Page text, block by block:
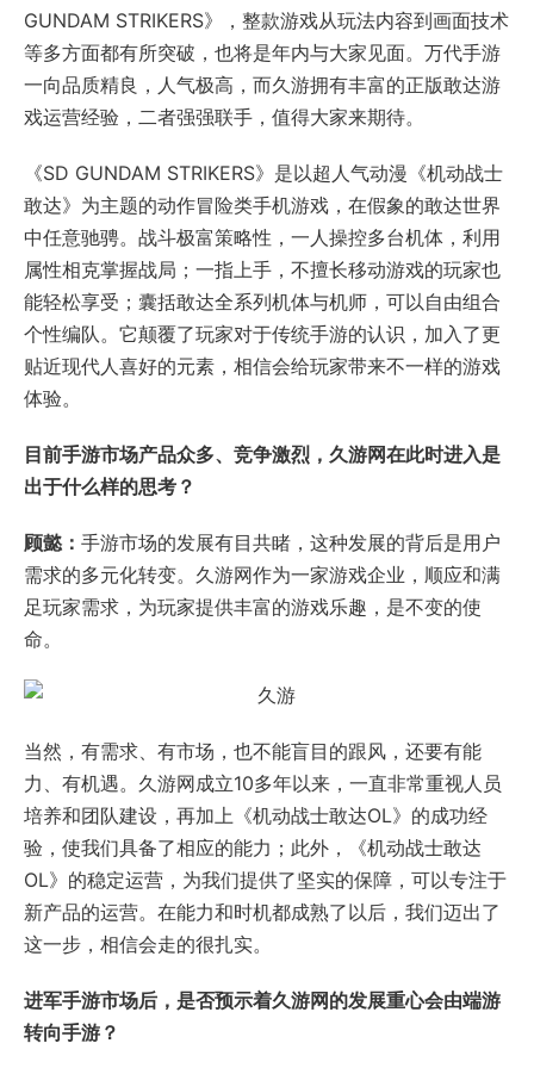
GUNDAM STRIKERS》，整款游戏从玩法内容到画面技术
等多方面都有所突破，也将是年内与大家见面。万代手游
一向品质精良，人气极高，而久游拥有丰富的正版敢达游
戏运营经验，二者强强联手，值得大家来期待。
《SD GUNDAM STRIKERS》是以超人气动漫《机动战士
敢达》为主题的动作冒险类手机游戏，在假象的敢达世界
中任意驰骋。战斗极富策略性，一人操控多台机体，利用
属性相克掌握战局；一指上手，不擅长移动游戏的玩家也
能轻松享受；囊括敢达全系列机体与机师，可以自由组合
个性编队。它颠覆了玩家对于传统手游的认识，加入了更
贴近现代人喜好的元素，相信会给玩家带来不一样的游戏
体验。
目前手游市场产品众多、竞争激烈，久游网在此时进入是
出于什么样的思考？
顾懿： 手游市场的发展有目共睹，这种发展的背后是用户
需求的多元化转变。久游网作为一家游戏企业，顺应和满
足玩家需求，为玩家提供丰富的游戏乐趣，是不变的使
命。
当然，有需求、有市场，也不能盲目的跟风，还要有能
力、有机遇。久游网成立10多年以来，一直非常重视人员
培养和团队建设，再加上《机动战士敢达OL》的成功经
验，使我们具备了相应的能力；此外，《机动战士敢达
OL》的稳定运营，为我们提供了坚实的保障，可以专注于
新产品的运营。在能力和时机都成熟了以后，我们迈出了
这一步，相信会走的很扎实。
进军手游市场后，是否预示着久游网的发展重心会由端游
转向手游？